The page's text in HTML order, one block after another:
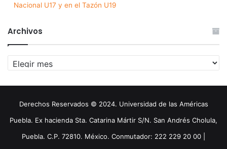
Nacional U17 y en el Tazón U19
Archivos
Archivos
Derechos Reservados © 2024. Universidad de las Américas
Puebla. Ex hacienda Sta. Catarina Mártir S/N. San Andrés Cholula,
Puebla. C.P. 72810. México. Conmutador: 222 229 20 00 |